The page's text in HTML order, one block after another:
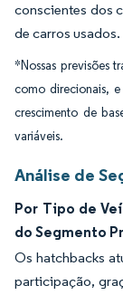
conscientes dos
de carros usados.
*Nossas previsões
como direcionais,
crescimento de
variáveis.
Análise de
Por Tipo de
do Segmento
Os hatchbacks
participação,